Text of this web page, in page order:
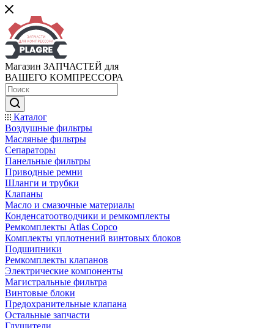
Магазин ЗАПЧАСТЕЙ для
ВАШЕГО КОМПРЕССОРА
Каталог
Воздушные фильтры
Масляные фильтры
Сепараторы
Панельные фильтры
Приводные ремни
Шланги и трубки
Клапаны
Масло и смазочные материалы
Конденсатоотводчики и ремкомплекты
Ремкомплекты Atlas Copco
Комплекты уплотнений винтовых блоков
Подшипники
Ремкомплекты клапанов
Электрические компоненты
Магистральные фильтра
Винтовые блоки
Предохранительные клапана
Остальные запчасти
Глушители